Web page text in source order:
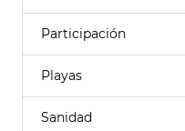
Participación
Playas
Sanidad